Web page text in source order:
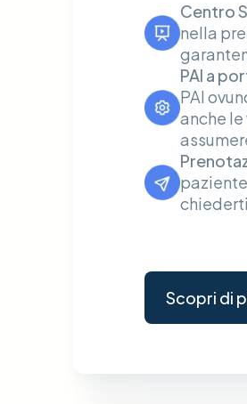
Centro
nella
PAI a
PAI
anche
Scopri di